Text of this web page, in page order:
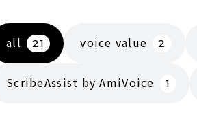
all 21 voice value 2
ScribeAssist by AmiVoice 1